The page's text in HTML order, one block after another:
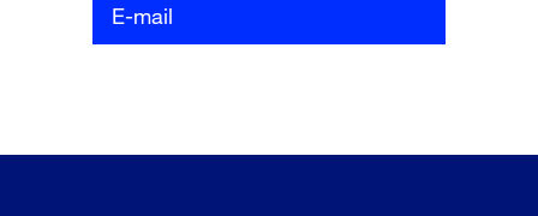
E-mail